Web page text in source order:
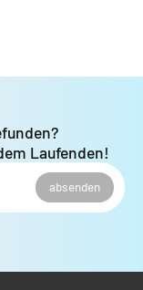
absenden
Laufenden!